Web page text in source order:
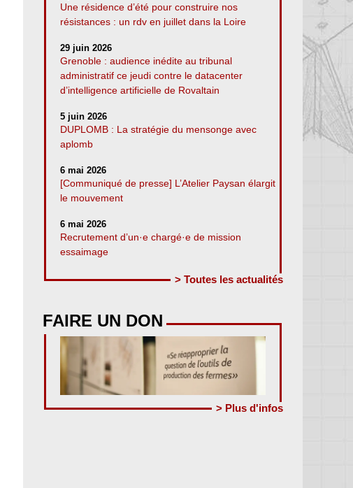
Une résidence d’été pour construire nos
résistances : un rdv en juillet dans la Loire
29 juin 2026
Grenoble : audience inédite au tribunal
administratif ce jeudi contre le datacenter
d’intelligence artificielle de Rovaltain
5 juin 2026
DUPLOMB : La stratégie du mensonge avec
aplomb
6 mai 2026
[Communiqué de presse] L’Atelier Paysan élargit
le mouvement
6 mai 2026
Recrutement d’un·e chargé·e de mission
essaimage
> Toutes les actualités
FAIRE UN DON
> Plus d'infos